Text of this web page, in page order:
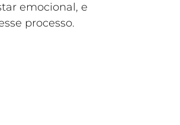
emocional, e
processo.